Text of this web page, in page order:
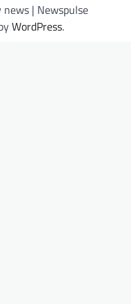
| Newspulse
WordPress.